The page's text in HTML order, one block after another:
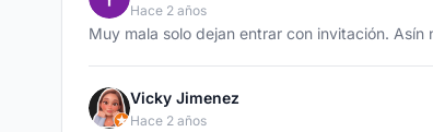
Hace 2 años
Muy mala solo dejan entrar con invitación.
Vicky Jimenez
Hace 2 años